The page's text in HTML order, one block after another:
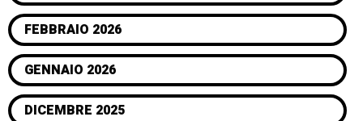
FEBBRAIO 2026
GENNAIO 2026
DICEMBRE 2025